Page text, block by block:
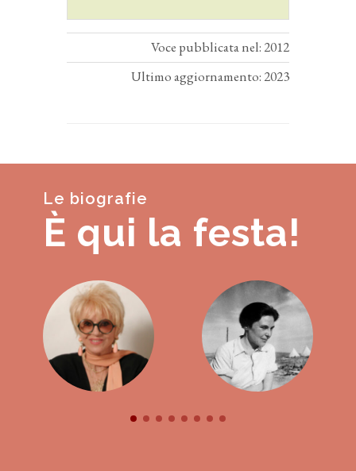
Voce pubblicata nel: 2012
Ultimo aggiornamento: 2023
Le biografie
È qui la festa!